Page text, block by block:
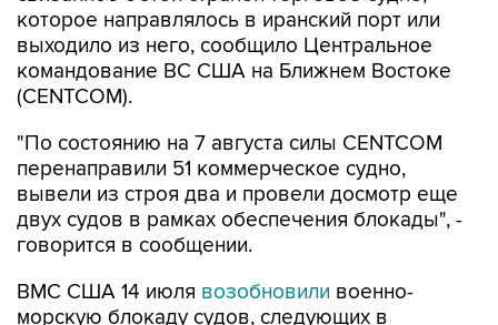
которое направлялось в иранский порт или
выходило из него, сообщило Центральное
командование ВС США на Ближнем Востоке
(CENTCOM).
"По состоянию на 7 августа силы CENTCOM
перенаправили 51 коммерческое судно,
вывели из строя два и провели досмотр еще
двух судов в рамках обеспечения блокады", -
говорится в сообщении.
ВМС США 14 июля возобновили военно-
морскую блокаду судов, следующих в